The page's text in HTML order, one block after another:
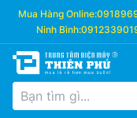
Mua Hàng Online:
Ninh Bình: